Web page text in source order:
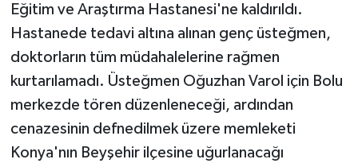
Eğitim ve Araştırma Hastanesi'ne kaldırıldı.
Hastanede tedavi altına alınan genç üsteğmen,
doktorların tüm müdahalelerine rağmen
kurtarılamadı. Üsteğmen Oğuzhan Varol için Bolu
merkezde tören düzenleneceği, ardından
cenazesinin defnedilmek üzere memleketi
Konya'nın Beyşehir ilçesine uğurlanacağı